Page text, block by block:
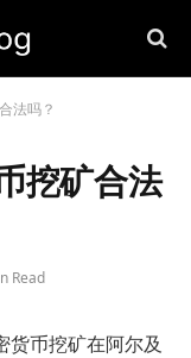
法吗？
挖矿合法
Read
货币挖矿在阿尔及